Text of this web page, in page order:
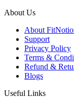
About Us
About
Support
Privacy Policy
Terms &
Refund &
Blogs
Useful Links